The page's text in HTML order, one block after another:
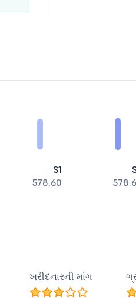
S1
578.60
ખરીદનારની માંગ